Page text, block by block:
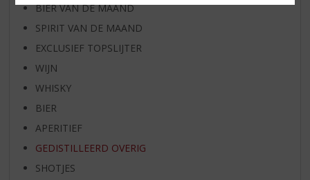
BIER VAN DE MAAND
SPIRIT VAN DE MAAND
EXCLUSIEF TOPSLIJTER
WIJN
WHISKY
BIER
APERITIEF
GEDISTILLEERD OVERIG
SHOTJES